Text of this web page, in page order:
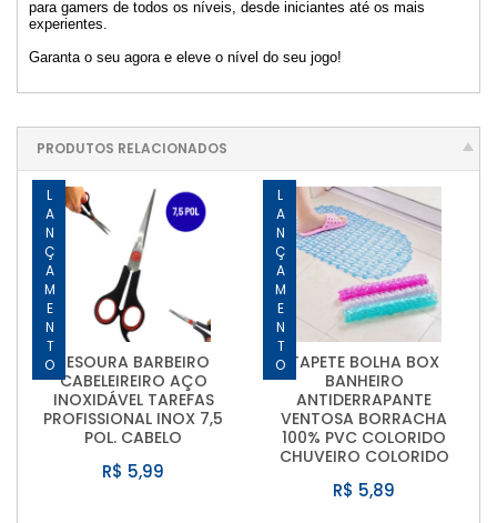
para gamers de todos os níveis, desde iniciantes até os mais
experientes.
Garanta o seu agora e eleve o nível do seu jogo!
PRODUTOS RELACIONADOS
LANÇAMENTO TESOURA BARBEIRO
CABELEIREIRO AÇO
INOXIDÁVEL TAREFAS
PROFISSIONAL INOX 7,5
POL. CABELO
R$ 5,99
LANÇAMENTO TAPETE BOLHA BOX
BANHEIRO
ANTIDERRAPANTE
VENTOSA BORRACHA
100% PVC COLORIDO
CHUVEIRO COLORIDO
R$ 5,89